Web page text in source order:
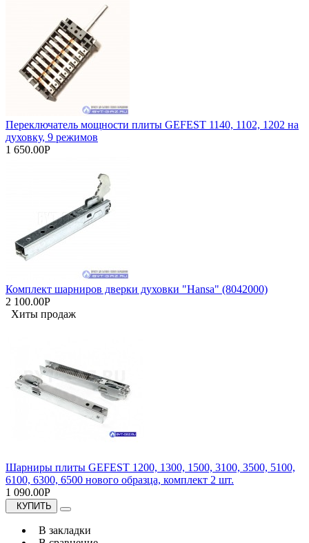
Переключатель мощности плиты GEFEST 1140, 1102, 1202 на
духовку, 9 режимов
1 650.00Р
Комплект шарниров дверки духовки "Hansa" (8042000)
2 100.00Р
Хиты продаж
Шарниры плиты GEFEST 1200, 1300, 1500, 3100, 3500, 5100,
6100, 6300, 6500 нового образца, комплект 2 шт.
1 090.00Р
КУПИТЬ
В закладки